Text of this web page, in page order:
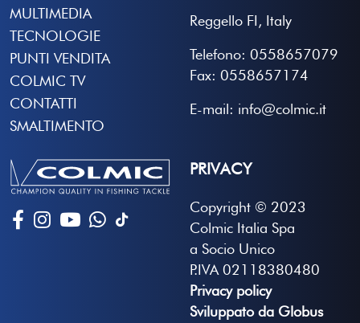
MULTIMEDIA
TECNOLOGIE
PUNTI VENDITA
COLMIC TV
CONTATTI
SMALTIMENTO
Reggello FI, Italy
Telefono: 0558657079
Fax: 0558657174
E-mail: info@colmic.it
PRIVACY
Copyright © 2023
Colmic Italia Spa
a Socio Unico
P.IVA 02118380480
Privacy policy
Sviluppato da Globus